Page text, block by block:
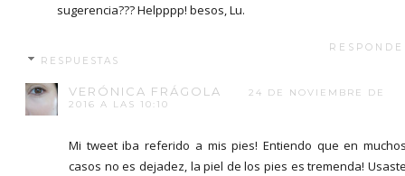
sugerencia??? Helpppp! besos, Lu.
RESPUESTAS
VERÓNICA FRÁGOLA
24 DE NOVIEMBRE DE
2016 A LAS 10:10
Mi tweet iba referido a mis pies! Entiendo que en
casos no es dejadez, la piel de los pies es tremenda!